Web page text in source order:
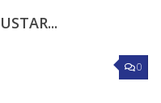
0